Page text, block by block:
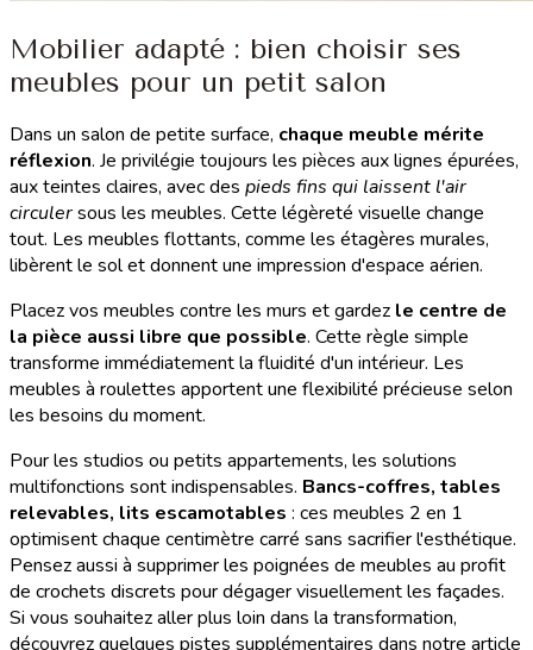
Mobilier adapté : bien choisir ses
meubles pour un petit salon
Dans un salon de petite surface, chaque meuble mérite
réflexion. Je privilégie toujours les pièces aux lignes épurées,
aux teintes claires, avec des pieds fins qui laissent l'air
circulersous les meubles. Cette légèreté visuelle change
tout. Les meubles flottants, comme les étagères murales,
libèrent le sol et donnent une impression d'espace aérien.
Placez vos meubles contre les murs et gardez le centre de
la pièce aussi libre que possible. Cette règle simple
transforme immédiatement la fluidité d'un intérieur. Les
meubles à roulettes apportent une flexibilité précieuse selon
les besoins du moment.
Pour les studios ou petits appartements, les solutions
multifonctions sont indispensables. Bancs-coffres, tables
relevables, lits escamotables : ces meubles 2 en 1
optimisent chaque centimètre carré sans sacrifier l'esthétique.
Pensez aussi à supprimer les poignées de meubles au profit
de crochets discrets pour dégager visuellement les façades.
Si vous souhaitez aller plus loin dans la transformation,
découvrez quelques pistes supplémentaires dans notre article